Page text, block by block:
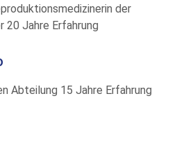
der
20 Jahre Erfahrung
Abteilung 15 Jahre Erfahrung